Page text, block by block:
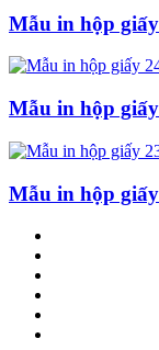
Mẫu in hộp
Mẫu in hộp
Mẫu in hộp